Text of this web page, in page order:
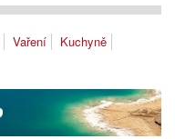
Vaření
Kuchyně